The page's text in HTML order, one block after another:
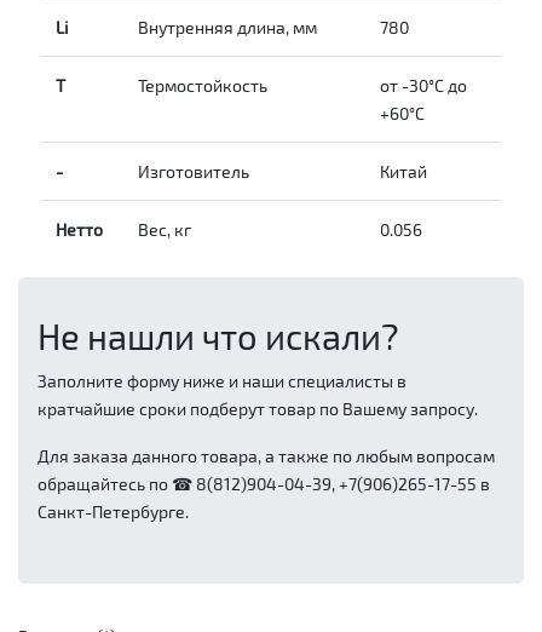
Li Внутренняя длина, мм 780
Т Термостойкость
от -30°С до
+60°С
- Изготовитель Китай
Нетто Вес, кг 0.056
Не нашли что искали?
Заполните форму ниже и наши специалисты в
кратчайшие сроки подберут товар по Вашему запросу.
Для заказа данного товара, а также по любым вопросам
обращайтесь по ☎ 8(812)904-04-39, +7(906)265-17-55 в
Санкт-Петербурге.